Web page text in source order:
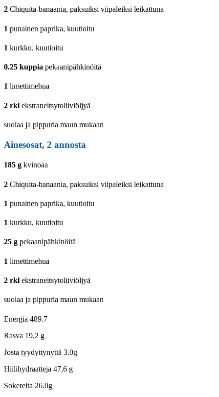
2 Chiquita-banaania, paksuiksi viipaleiksi leikattuna
1 punainen paprika, kuutioitu
1 kurkku, kuutioitu
0.25 kuppia pekaanipähkinöitä
1 limettimehua
2 rkl ekstraneitsytoliiviöljyä
suolaa ja pippuria maun mukaan
Ainesosat, 2 annosta
185 g kvinoaa
2 Chiquita-banaania, paksuiksi viipaleiksi leikattuna
1 punainen paprika, kuutioitu
1 kurkku, kuutioitu
25 g pekaanipähkinöitä
1 limettimehua
2 rkl ekstraneitsytoliiviöljyä
suolaa ja pippuria maun mukaan
Energia 489.7
Rasva 19,2 g
Josta tyydyttynyttä 3.0g
Hiilihydraatteja 47,6 g
Sokereita 26.0g